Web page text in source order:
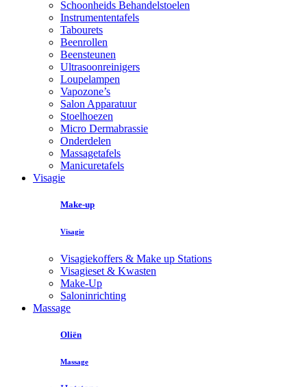
Schoonheids Behandelstoelen
Instrumententafels
Tabourets
Beenrollen
Beensteunen
Ultrasoonreinigers
Loupelampen
Vapozone’s
Salon Apparatuur
Stoelhoezen
Micro Dermabrassie
Onderdelen
Massagetafels
Manicuretafels
Visagie
Make-up
Visagie
Visagiekoffers & Make up Stations
Visagieset & Kwasten
Make-Up
Saloninrichting
Massage
Oliën
Massage